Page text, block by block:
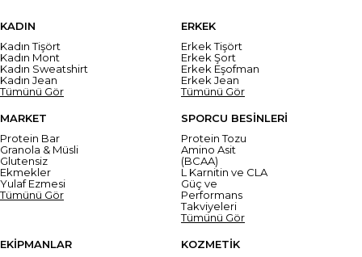
KADIN
Kadın Tişört
Kadın Mont
Kadın Sweatshirt
Kadın Jean
Tümünü Gör
ERKEK
Erkek Tişört
Erkek Şort
Erkek Eşofman
Erkek Jean
Tümünü Gör
MARKET
Protein Bar
Granola & Müsli
Glutensiz
Ekmekler
Yulaf Ezmesi
Tümünü Gör
SPORCU BESİNLERİ
Protein Tozu
Amino Asit
(BCAA)
L Karnitin ve CLA
Güç ve
Performans
Takviyeleri
Tümünü Gör
EKİPMANLAR
KOZMETİK